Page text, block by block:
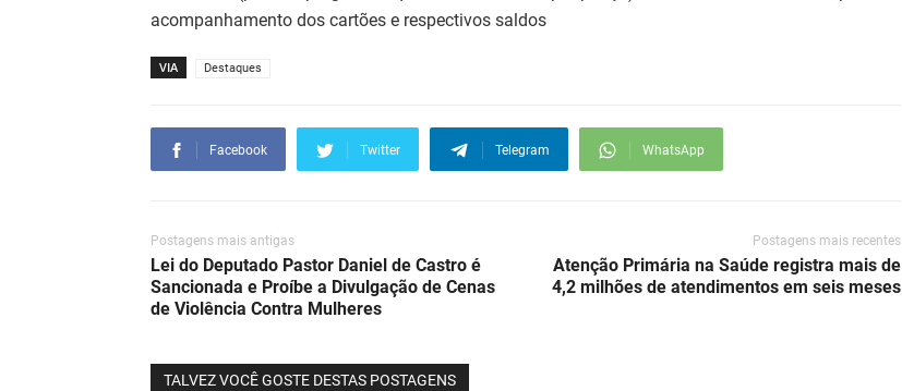
acompanhamento dos cartões e respectivos saldos
VIA Destaques
Facebook Twitter Telegram WhatsApp
Postagens mais antigas
Lei do Deputado Pastor Daniel de Castro é
Sancionada e Proíbe a Divulgação de Cenas
de Violência Contra Mulheres
Postagens mais recentes
Atenção Primária na Saúde registra mais de
4,2 milhões de atendimentos em seis meses
TALVEZ VOCÊ GOSTE DESTAS POSTAGENS